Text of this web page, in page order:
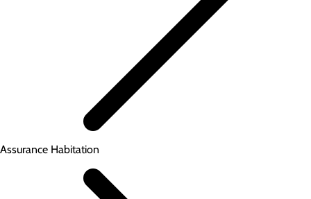
Assurance Habitation